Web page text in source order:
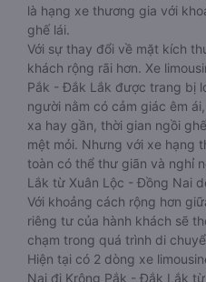
là hạng xe thương gia với
ghế lái.
Với sự thay đổi về mặt kích
khách rộng rãi hơn. Xe
Pắk - Đắk Lắk được trang bị
người nằm có cảm giác êm
xa hay gần, thời gian ngồi
mệt mỏi. Nhưng với xe hạng
toàn có thể thư giãn và nghỉ
Lắk từ Xuân Lộc - Đồng Nai
Với khoảng cách rộng hơn
riêng tư của hành khách sẽ
chạm trong quá trình di
Hiện tại có 2 dòng xe
Nai đi Krông Pắk - Đắk Lắk